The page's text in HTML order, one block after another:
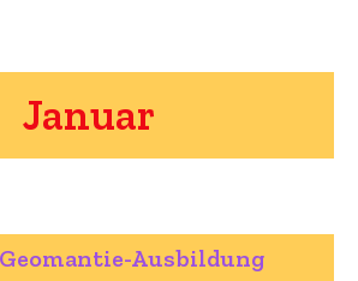
Januar
Ausbildung